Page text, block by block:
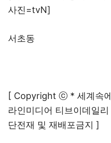
사진=tvN]
서초동
[ Copyright ⓒ * 세계속
라인미디어 티브이데일
단전재 및 재배포금지 ]